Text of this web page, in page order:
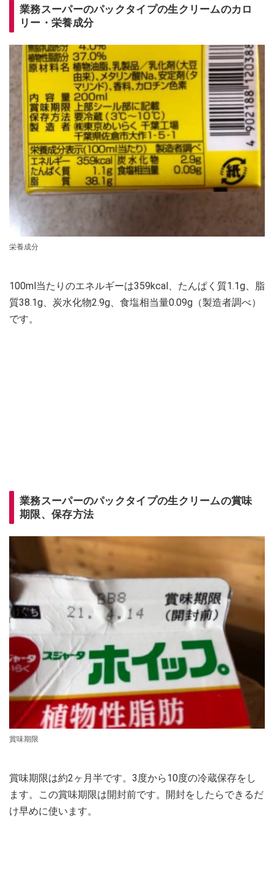
業務スーパーのパックタイプの生クリームのカロ
リー・栄養成分
栄養成分
100ml当たりのエネルギーは359kcal、たんぱく質1.1g、脂
質38.1g、炭水化物2.9g、食塩相当量0.09g（製造者調べ）
です。
業務スーパーのパックタイプの生クリームの賞味
期限、保存方法
賞味期限
賞味期限は約2ヶ月半です。3度から10度の冷蔵保存をし
ます。この賞味期限は開封前です。開封をしたらできるだ
け早めに使います。